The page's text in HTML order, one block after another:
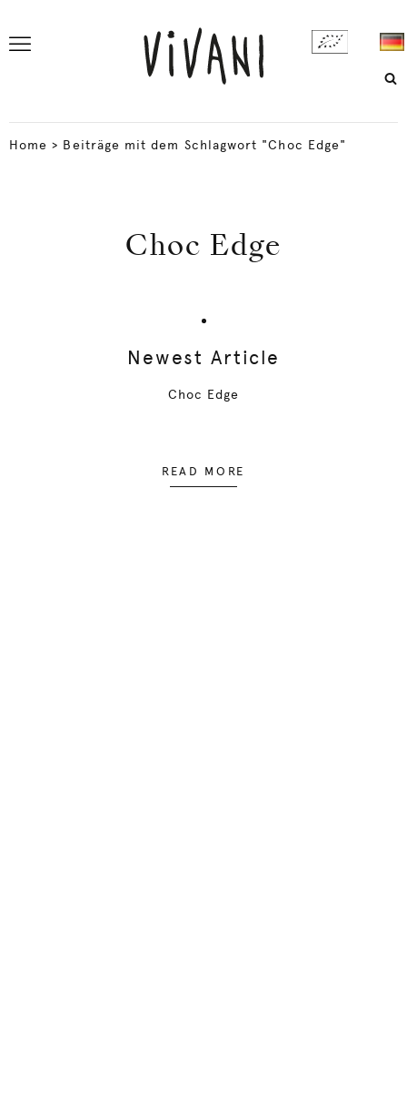
Home > Beiträge mit dem Schlagwort "Choc Edge"
Choc Edge
Newest Article
Choc Edge
READ MORE